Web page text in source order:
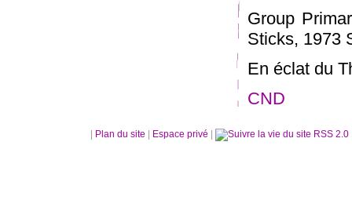
Group
Sticks, 1973
En éclat du
CND
Plan du site Espace privé RSS 2.0